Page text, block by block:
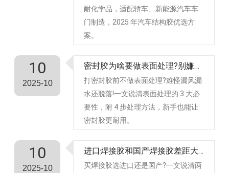
耐化学品，适配轿车、新能源汽车车
门制造，2025 年汽车结构胶优选方
案。
10
2025-10
密封胶为啥要做表面处理?别嫌麻烦，不处理等于白用
打密封胶前不做表面处理?难怪漏风漏
水还脱落!一文说清表面处理的 3 大必
要性，附 4 步处理方法，新手也能让
密封胶更耐用。​
10
2025-10
进口焊接胶和国产焊接胶差距大吗?
​买焊接胶选进口还是国产?一文说清两